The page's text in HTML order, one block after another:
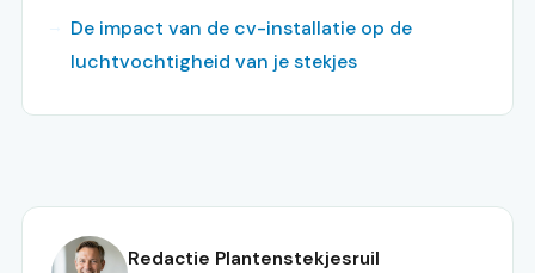
De impact van de cv-installatie op de
luchtvochtigheid van je stekjes
Redactie Plantenstekjesruil